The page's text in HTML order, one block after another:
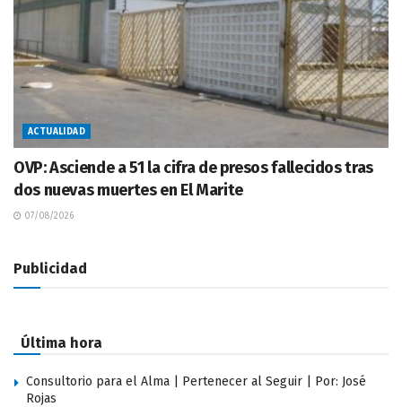
ACTUALIDAD
OVP: Asciende a 51 la cifra de presos fallecidos tras
dos nuevas muertes en El Marite
07/08/2026
Publicidad
Última hora
Consultorio para el Alma | Pertenecer al Seguir | Por: José
Rojas